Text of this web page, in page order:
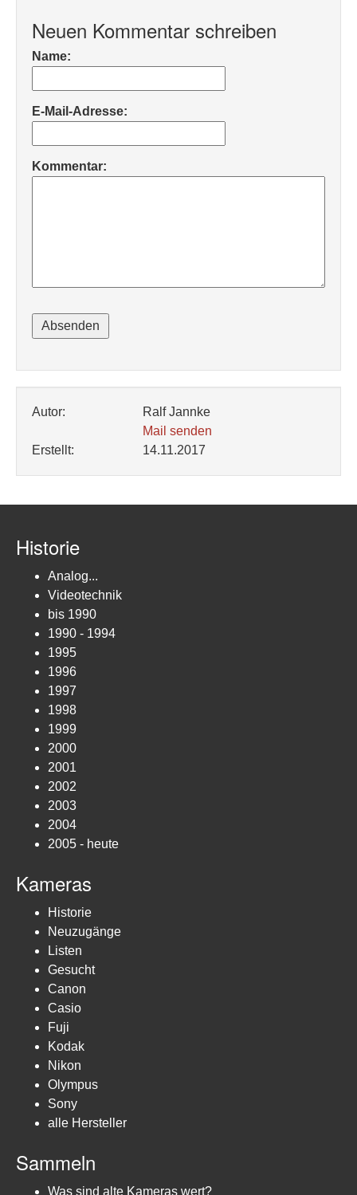
Neuen Kommentar schreiben
Name:
E-Mail-Adresse:
Kommentar:
Autor:
Ralf Jannke
Mail senden
Erstellt:
14.11.2017
Historie
Analog...
Videotechnik
bis 1990
1990 - 1994
1995
1996
1997
1998
1999
2000
2001
2002
2003
2004
2005 - heute
Kameras
Historie
Neuzugänge
Listen
Gesucht
Canon
Casio
Fuji
Kodak
Nikon
Olympus
Sony
alle Hersteller
Sammeln
Was sind alte Kameras wert?